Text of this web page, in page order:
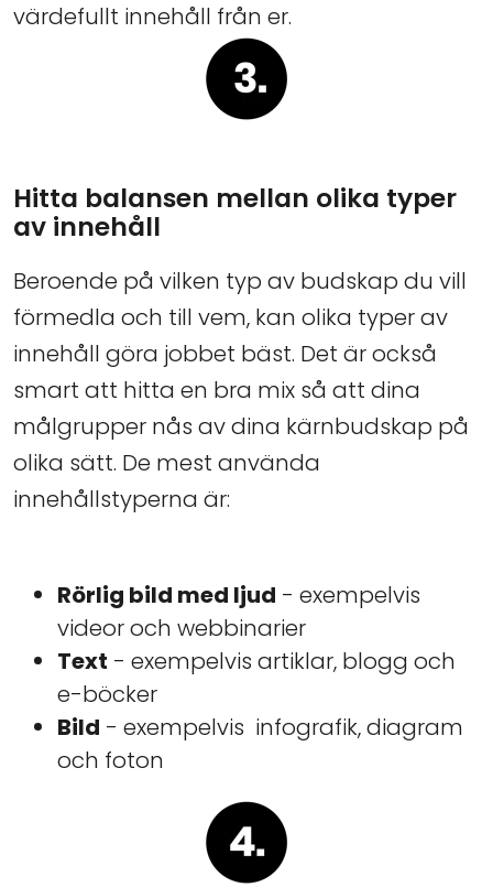
värdefullt innehåll från er.
Hitta balansen mellan olika typer
av innehåll
Beroende på vilken typ av budskap du vill
förmedla och till vem, kan olika typer av
innehåll göra jobbet bäst. Det är också
smart att hitta en bra mix så att dina
målgrupper nås av dina kärnbudskap på
olika sätt. De mest använda
innehållstyperna är:
Rörlig bild med ljud - exempelvis
videor och webbinarier
Text - exempelvis artiklar, blogg och
e-böcker
Bild - exempelvis infografik, diagram
och foton